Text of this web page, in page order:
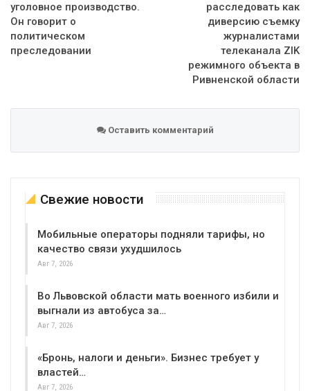
уголовное производство.
Он говорит о
политическом
преследовании
расследовать как
диверсию съемку
журналистами
телеканала ZIK
режимного объекта в
Ривненской области
Оставить комментарий
Свежие новости
Мобильные операторы подняли тарифы, но
качество связи ухудшилось
Авг 7, 2026
Во Львовской области мать военного избили и
выгнали из автобуса за…
Авг 7, 2026
«Бронь, налоги и деньги». Бизнес требует у
властей…
Авг 7, 2026